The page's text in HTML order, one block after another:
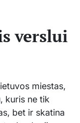
verslui
miestas,
kuris ne tik
bet ir skatina